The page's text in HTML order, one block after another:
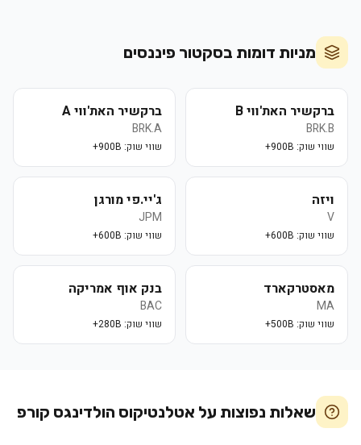
מניות דומות בסקטור פיננסים
ברקשיר האת'ווי B
BRK.B
שווי שוק: 900B+
ברקשיר האת'ווי A
BRK.A
שווי שוק: 900B+
ויזה
V
שווי שוק: 600B+
ג'יי.פי מורגן
JPM
שווי שוק: 600B+
מאסטרקארד
MA
שווי שוק: 500B+
בנק אוף אמריקה
BAC
שווי שוק: 280B+
שאלות נפוצות על אטלנטיקוס הולדינגס קורפ